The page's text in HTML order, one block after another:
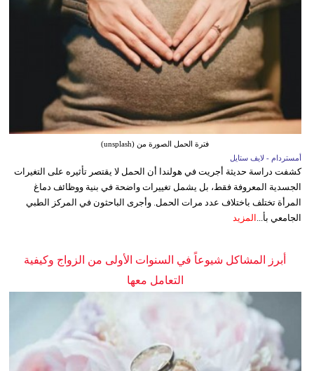
فترة الحمل الصورة من (unsplash)
أمستردام - لايف ستايل
كشفت دراسة حديثة أجريت في هولندا أن الحمل لا يقتصر تأثيره على التغيرات
الجسدية المعروفة فقط، بل يشمل تغييرات واضحة في بنية ووظائف دماغ
المرأة تختلف باختلاف عدد مرات الحمل. وأجرى الباحثون في المركز الطبي
الجامعي بأ... المزيد
أبرز المشاكل شيوعاً في السنوات الأولى من الزواج وكيفية
التعامل معها